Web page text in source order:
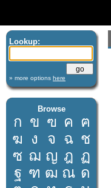
Lookup:
» more options here
Browse
ก ข ฃ ค ฅ
ฆ ง จ ฉ ช
ซ ฌ ญ ฎ ฏ
ฐ ฑ ฒ ณ ด